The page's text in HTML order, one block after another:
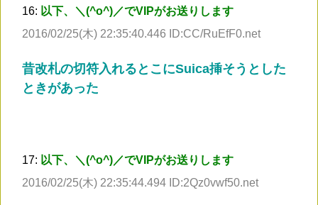
16: 以下、＼(^o^)／でVIPがお送りします
2016/02/25(木) 22:35:40.446 ID:CC/RuEfF0.net
昔改札の切符入れるとこにSuica挿そうとした
ときがあった
17: 以下、＼(^o^)／でVIPがお送りします
2016/02/25(木) 22:35:44.494 ID:2Qz0vwf50.net